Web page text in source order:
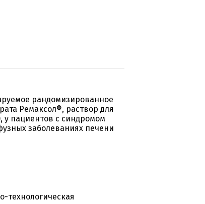
рандомизированное
Ремаксол®, раствор для
пациентов с синдромом
заболеваниях печени
технологическая